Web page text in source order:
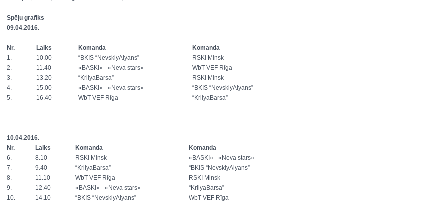
Spēļu grafiks
09.04.2016.
Nr. Laiks Komanda
Komanda
1.
10.00 “BKIS “NevskiyAlyans”
RSKI Minsk
2.
11.40 «BASKI» - «Neva stars»
WbT VEF Rīga
3.
13.20 “KrilyaBarsa”
RSKI Minsk
4.
15.00 «BASKI» - «Neva stars»
“BKIS “NevskiyAlyans”
5.
16.40 WbT VEF Rīga “KrilyaBarsa”
10.04.2016.
Nr.
Laiks Komanda
Komanda
6.
8.10 RSKI Minsk
«BASKI» - «Neva stars»
7.
9.40 “KrilyaBarsa”
“BKIS “NevskiyAlyans”
8.
11.10 WbT VEF Rīga
RSKI Minsk
9.
12.40 «BASKI» - «Neva stars»
“KrilyaBarsa”
10.
14.10 “BKIS “NevskiyAlyans” WbT VEF Rīga